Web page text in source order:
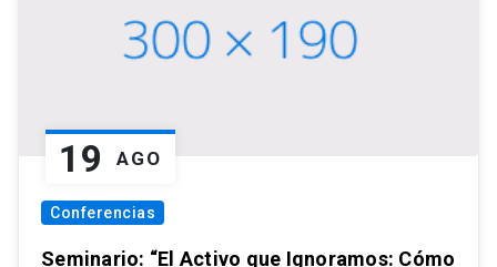
19 AGO
Conferencias
Seminario: “El Activo que Ignoramos: Cómo